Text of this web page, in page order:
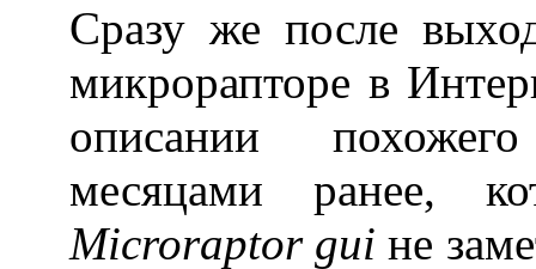
Сразу же после
микрорапторе в
описании
месяцами ранее,
Microraptor gui не